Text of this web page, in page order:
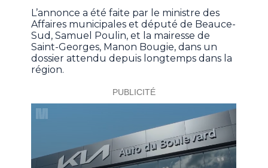
L’annonce a été faite par le ministre des
Affaires municipales et député de Beauce-
Sud, Samuel Poulin, et la mairesse de
Saint-Georges, Manon Bougie, dans un
dossier attendu depuis longtemps dans la
région.